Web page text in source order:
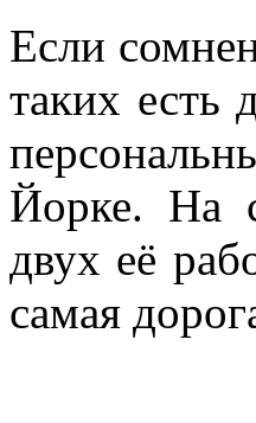
Если
таких есть
Йорке. На
двух её
самая